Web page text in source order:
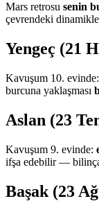
Mars retrosu senin
çevrendeki
Yengeç (21
Kavuşum 10. evinde:
burcuna yaklaşması
Aslan (23
Kavuşum 9. evinde:
ifşa edebilir —
Başak (23